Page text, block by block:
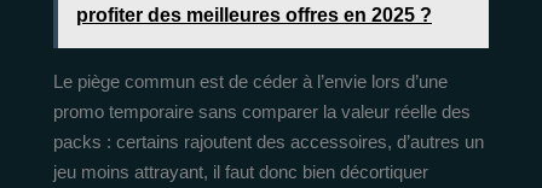
profiter des meilleures offres en 2025 ?
Le piège commun est de céder à l’envie lors d’une
promo temporaire sans comparer la valeur réelle des
packs : certains rajoutent des accessoires, d’autres un
jeu moins attrayant, il faut donc bien décortiquer